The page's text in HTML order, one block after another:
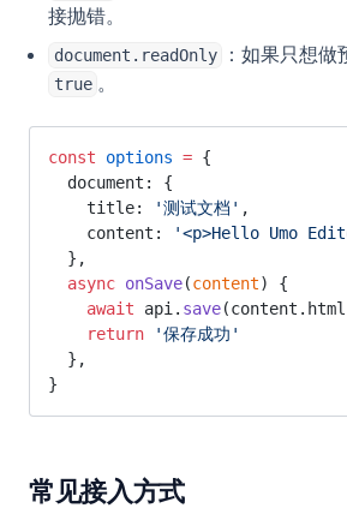
接抛错。
document.readOnly ：如果只想
true 。
const options = {
  document: {
    title:
'测试文档' ,
    content:
'<p>Hello Umo
  },
  async
onSave(content) {
    await
api. save
    return
'保存成功'
  },
}
常见接入方式